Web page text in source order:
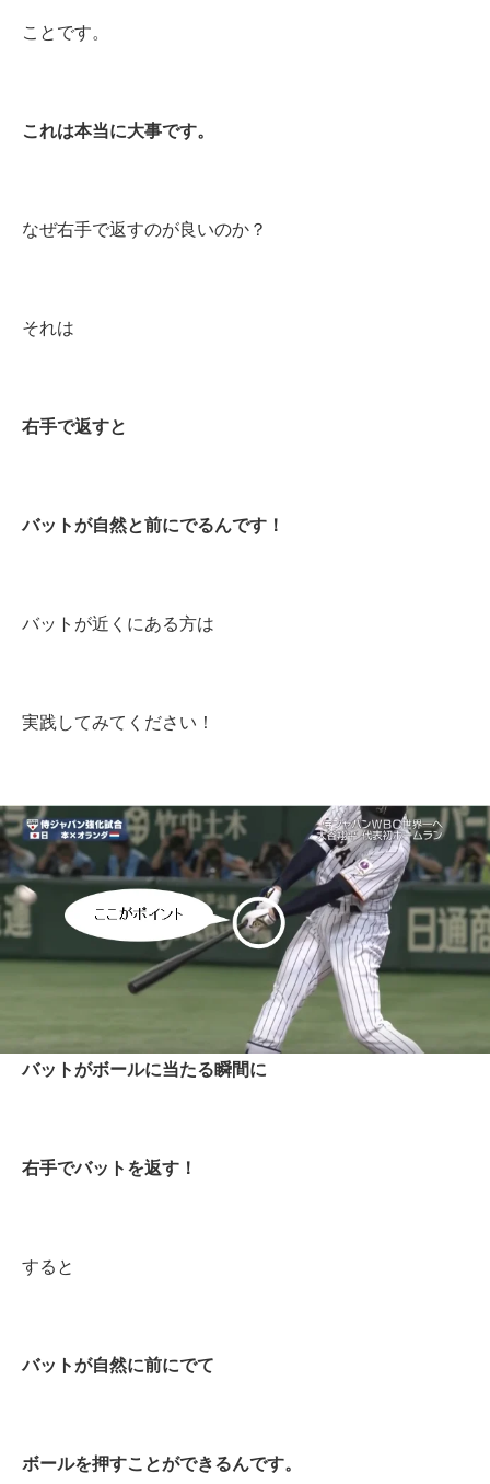
ことです。
これは本当に大事です。
なぜ右手で返すのが良いのか？
それは
右手で返すと
バットが自然と前にでるんです！
バットが近くにある方は
実践してみてください！
バットがボールに当たる瞬間に
右手でバットを返す！
すると
バットが自然に前にでて
ボールを押すことができるんです。